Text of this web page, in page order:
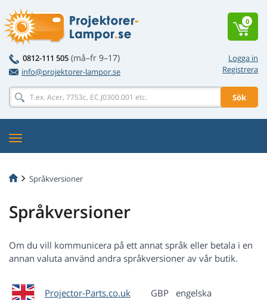
Logga in
Registrera
0812-111 505 (må–fr 9–17)
info@projektorer-lampor.se
Sök
0
Språkversioner
Språkversioner
Om du vill kommunicera på ett annat språk eller betala i en
annan valuta använd andra språkversioner av vår butik.
Projector-Parts.co.uk GBP engelska